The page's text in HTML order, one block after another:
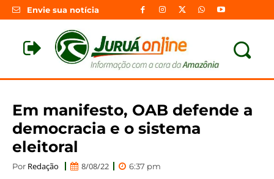
Envie sua notícia
Em manifesto, OAB defende a
democracia e o sistema
eleitoral
Por Redação 8/08/22 6:37 pm